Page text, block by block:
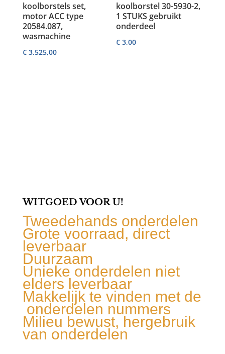
koolborstels set,
motor ACC type
20584.087,
wasmachine
€3.525,00
koolborstel 30-5930-2,
1 STUKS gebruikt
onderdeel
€ 3,00
WITGOED VOOR U!
Tweedehands onderdelen
Grote voorraad, direct
leverbaar
Duurzaam
Unieke onderdelen niet
elders leverbaar
Makkelijk te vinden met de
onderdelen nummers
Milieu bewust, hergebruik
van onderdelen